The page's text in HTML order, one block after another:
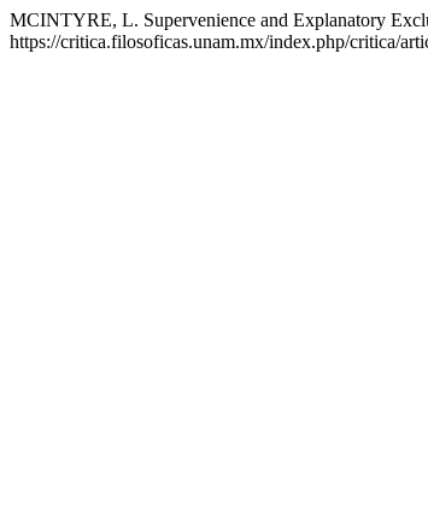
MCINTYRE, L. Supervenience and Explanatory
https://critica.filosoficas.unam.mx/index.php/critica/